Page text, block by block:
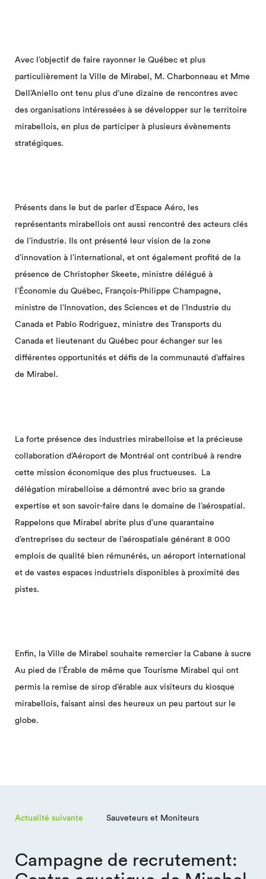
Avec l’objectif de faire rayonner le Québec et plus
particulièrement la Ville de Mirabel, M. Charbonneau et Mme
Dell’Aniello ont tenu plus d’une dizaine de rencontres avec
des organisations intéressées à se développer sur le territoire
mirabellois, en plus de participer à plusieurs évènements
stratégiques.
Présents dans le but de parler d’Espace Aéro, les
représentants mirabellois ont aussi rencontré des acteurs clés
de l’industrie. Ils ont présenté leur vision de la zone
d’innovation à l’international, et ont également profité de la
présence de Christopher Skeete, ministre délégué à
l’Économie du Québec, François-Philippe Champagne,
ministre de l’Innovation, des Sciences et de l’Industrie du
Canada et Pablo Rodriguez, ministre des Transports du
Canada et lieutenant du Québec pour échanger sur les
différentes opportunités et défis de la communauté d’affaires
de Mirabel.
La forte présence des industries mirabelloise et la précieuse
collaboration d’Aéroport de Montréal ont contribué à rendre
cette mission économique des plus fructueuses. La
délégation mirabelloise a démontré avec brio sa grande
expertise et son savoir-faire dans le domaine de l’aérospatial.
Rappelons que Mirabel abrite plus d’une quarantaine
d’entreprises du secteur de l’aérospatiale générant 8 000
emplois de qualité bien rémunérés, un aéroport international
et de vastes espaces industriels disponibles à proximité des
pistes.
Enfin, la Ville de Mirabel souhaite remercier la Cabane à sucre
Au pied de l’Érable de même que Tourisme Mirabel qui ont
permis la remise de sirop d’érable aux visiteurs du kiosque
mirabellois, faisant ainsi des heureux un peu partout sur le
globe.
Actualité suivante Sauveteurs et Moniteurs
Campagne de recrutement: